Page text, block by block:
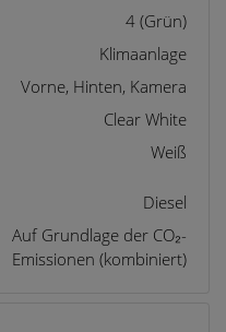
4 (Grün)
Klimaanlage
Vorne, Hinten, Kamera
Clear White
Weiß
Diesel
Auf Grundlage der CO₂-
Emissionen (kombiniert)